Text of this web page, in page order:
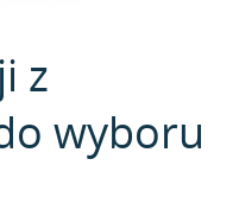
z
wyboru